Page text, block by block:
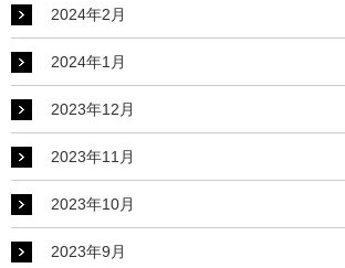
2024年2月
2024年1月
2023年12月
2023年11月
2023年10月
2023年9月